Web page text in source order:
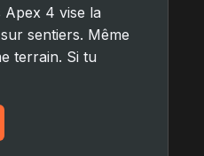
Apex 4 vise la
sentiers. Même
terrain. Si tu